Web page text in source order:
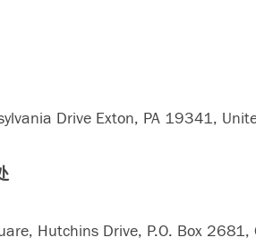
Drive Exton, PA 19341,
Hutchins Drive, P.O. Box